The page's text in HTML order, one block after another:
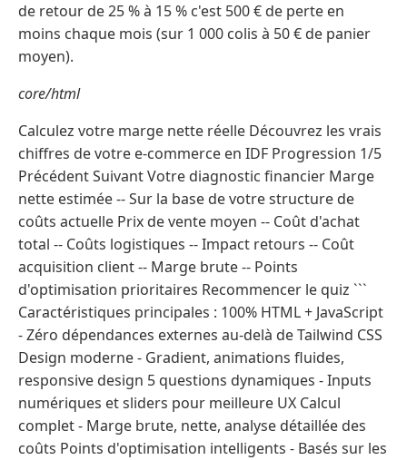
de retour de 25 % à 15 % c'est 500 € de perte en
moins chaque mois (sur 1 000 colis à 50 € de panier
moyen).
core/html
Calculez votre marge nette réelle Découvrez les vrais
chiffres de votre e-commerce en IDF Progression 1/5
Précédent Suivant Votre diagnostic financier Marge
nette estimée -- Sur la base de votre structure de
coûts actuelle Prix de vente moyen -- Coût d'achat
total -- Coûts logistiques -- Impact retours -- Coût
acquisition client -- Marge brute -- Points
d'optimisation prioritaires Recommencer le quiz ```
Caractéristiques principales : 100% HTML + JavaScript
- Zéro dépendances externes au-delà de Tailwind CSS
Design moderne - Gradient, animations fluides,
responsive design 5 questions dynamiques - Inputs
numériques et sliders pour meilleure UX Calcul
complet - Marge brute, nette, analyse détaillée des
coûts Points d'optimisation intelligents - Basés sur les